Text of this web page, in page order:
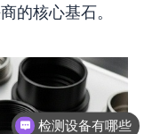
的核心基石。
检测设备有哪些